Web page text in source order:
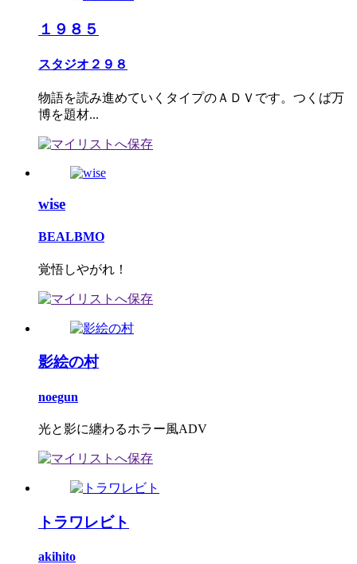
１９８５
スタジオ２９８
物語を読み進めていくタイプのＡＤＶです。つくば万
博を題材...
wise
BEALBMO
覚悟しやがれ！
影絵の村
noegun
光と影に纏わるホラー風ADV
トラワレビト
akihito